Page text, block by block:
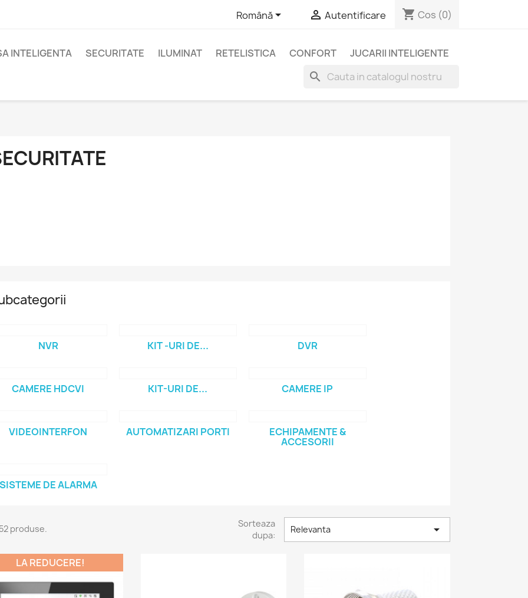
Română  Autentificare shopping_cart Cos (0)
INTELIGENTA SECURITATE ILUMINAT RETELISTICA CONFORT JUCARII INTELIGENTE
search
NVR KIT -URI DE... DVR
CAMERE HDCVI KIT-URI DE... CAMERE IP
VIDEOINTERFON AUTOMATIZARI PORTI ECHIPAMENTE &
ACCESORII
DE ALARMA
produse.
Sorteaza
dupa:
Relevanta 
LA REDUCERE!